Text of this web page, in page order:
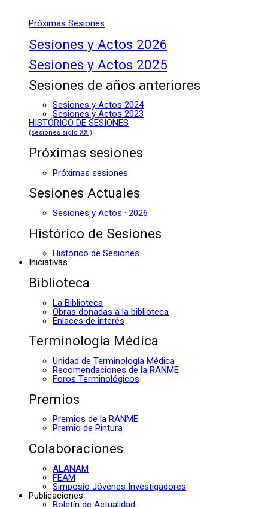
Próximas Sesiones
Sesiones y Actos 2026
Sesiones y Actos 2025
Sesiones de años anteriores
Sesiones y Actos 2024
Sesiones y Actos 2023
HISTÓRICO DE SESIONES
(sesiones siglo XXI)
Próximas sesiones
Próximas sesiones
Sesiones Actuales
Sesiones y Actos · 2026
Histórico de Sesiones
Histórico de Sesiones
Iniciativas
Biblioteca
La Biblioteca
Obras donadas a la biblioteca
Enlaces de interés
Terminología Médica
Unidad de Terminología Médica
Recomendaciones de la RANME
Foros Terminológicos
Premios
Premios de la RANME
Premio de Pintura
Colaboraciones
ALANAM
FEAM
Simposio Jóvenes Investigadores
Publicaciones
Boletín de Actualidad